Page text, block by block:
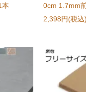
本
0cm 1.7mm
2,398円(税込)